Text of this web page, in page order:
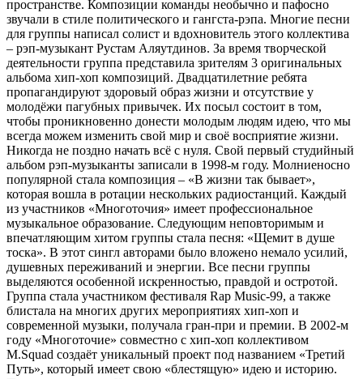
пространстве. Композиции команды необычно и пафосно
звучали в стиле политического и гангста-рэпа. Многие песни
для группы написал солист и вдохновитель этого коллектива
– рэп-музыкант Рустам Аляутдинов. За время творческой
деятельности группа представила зрителям 3 оригинальных
альбома хип-хоп композиций. Двадцатилетние ребята
пропагандируют здоровый образ жизни и отсутствие у
молодёжи пагубных привычек. Их посыл состоит в том,
чтобы проникновенно донести молодым людям идею, что мы
всегда можем изменить свой мир и своё восприятие жизни.
Никогда не поздно начать всё с нуля. Свой первый студийный
альбом рэп-музыканты записали в 1998-м году. Молниеносно
популярной стала композиция – «В жизни так бывает»,
которая вошла в ротации нескольких радиостанций. Каждый
из участников «Многоточия» имеет профессиональное
музыкальное образование. Следующим неповторимым и
впечатляющим хитом группы стала песня: «Щемит в душе
тоска». В этот сингл авторами было вложено немало усилий,
душевных переживаний и энергии. Все песни группы
выделяются особенной искренностью, правдой и остротой.
Группа стала участником фестиваля Rap Music-99, а также
блистала на многих других мероприятиях хип-хоп и
современной музыки, получала гран-при и премии. В 2002-м
году «Многоточие» совместно с хип-хоп коллективом
M.Squad создаёт уникальный проект под названием «Третий
Путь», который имеет свою «блестящую» идею и историю.